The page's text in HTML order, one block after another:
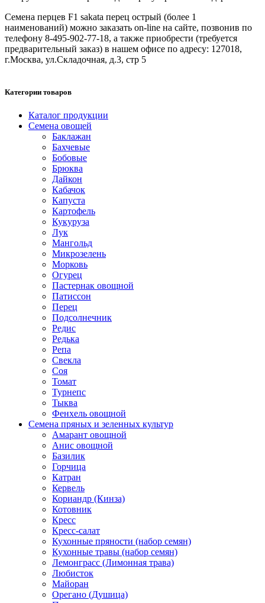
Семена перцев F1 sakata перец острый (более 1
наименований) можно заказать on-line на сайте, позвонив по
телефону 8-495-902-77-18, а также приобрести (требуется
предварительный заказ) в нашем офисе по адресу: 127018,
г.Москва, ул.Складочная, д.3, стр 5
Категории товаров
Каталог продукции
Семена овощей
Баклажан
Бахчевые
Бобовые
Брюква
Дайкон
Кабачок
Капуста
Картофель
Кукуруза
Лук
Мангольд
Микрозелень
Морковь
Огурец
Пастернак овощной
Патиссон
Перец
Подсолнечник
Редис
Редька
Репа
Свекла
Соя
Томат
Турнепс
Тыква
Фенхель овощной
Семена пряных и зеленных культур
Амарант овощной
Анис овощной
Базилик
Горчица
Катран
Кервель
Кориандр (Кинза)
Котовник
Кресс
Кресс-салат
Кухонные пряности (набор семян)
Кухонные травы (набор семян)
Лемонграсс (Лимонная трава)
Любисток
Майоран
Орегано (Душица)